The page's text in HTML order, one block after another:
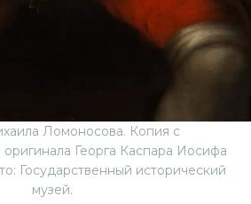
Ломоносова. Копия с
Георга Каспара Иосифа
Государственный исторический
музей.